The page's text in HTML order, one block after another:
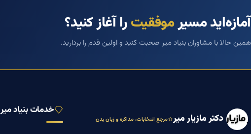
آمازه‌اید مسیرموفقیترا آغاز کنید؟
همین حالا با مشاوران بنیاد میر صحبت کنید و اولین قدم را بردارید.
دکتر مازیار میر مرجع انتخابات، مذاکره و زبان بدن
خدمات بنیاد میر